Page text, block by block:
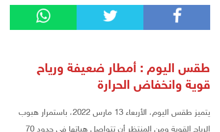
طقس اليوم : أمطار ضعيفة ورياح
قوية وانخفاض الحرارة
يتميز طقس اليوم، الأربعاء 13 مارس 2022، باستمرار هبوب
الرياح القوية ومن المنتظر أن تتواصل هباتها في حدود 70